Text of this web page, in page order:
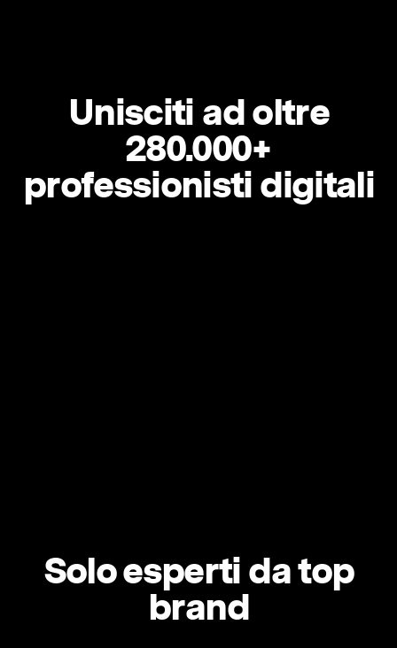
Unisciti ad oltre
280.000+
professionisti digitali
Solo esperti da top
brand